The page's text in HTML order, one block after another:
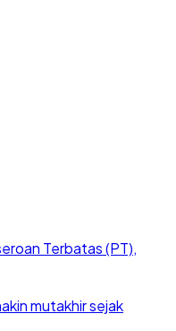
Terbatas (PT),
mutakhir sejak